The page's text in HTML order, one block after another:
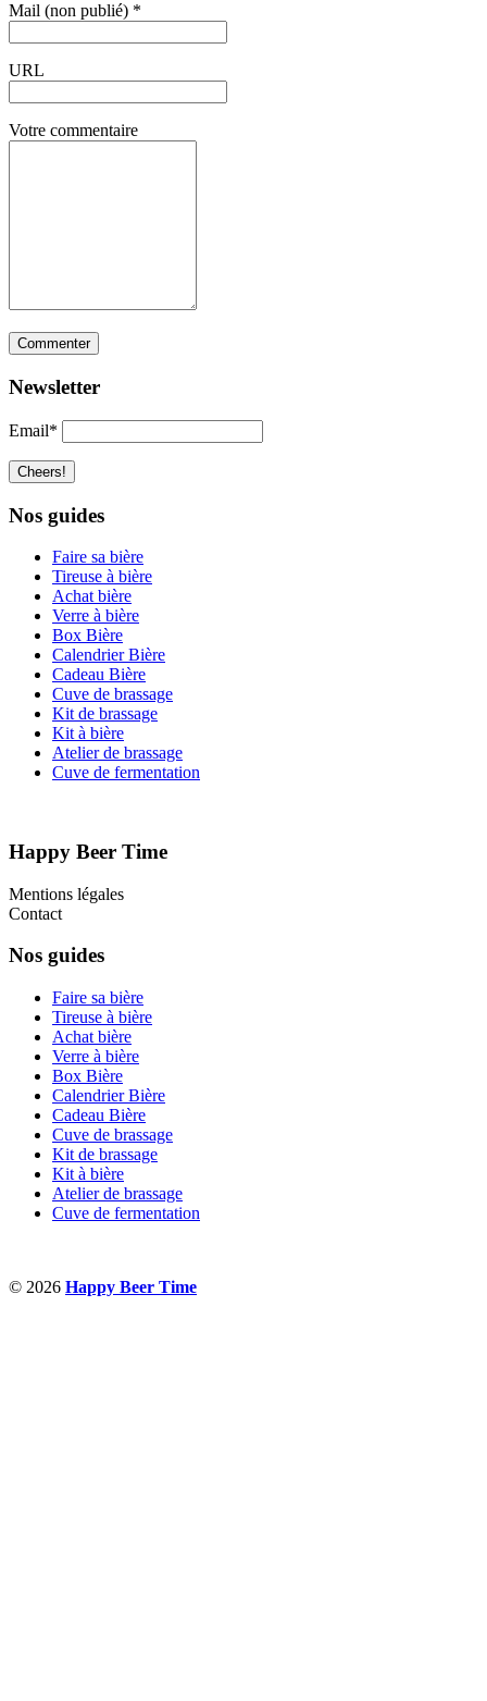
Mail (non publié) *
URL
Votre commentaire
Newsletter
Email*
Nos guides
Faire sa bière
Tireuse à bière
Achat bière
Verre à bière
Box Bière
Calendrier Bière
Cadeau Bière
Cuve de brassage
Kit de brassage
Kit à bière
Atelier de brassage
Cuve de fermentation
Happy Beer Time
Mentions légales
Contact
Nos guides
Faire sa bière
Tireuse à bière
Achat bière
Verre à bière
Box Bière
Calendrier Bière
Cadeau Bière
Cuve de brassage
Kit de brassage
Kit à bière
Atelier de brassage
Cuve de fermentation
© 2026 Happy Beer Time